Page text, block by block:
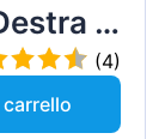
/
(4)